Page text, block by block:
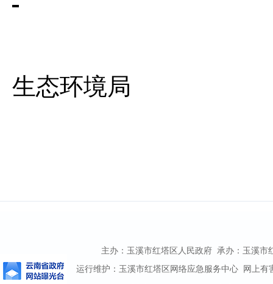
生态环境局
主办：玉溪市红塔区人民政府 承办：玉溪市
运行维护：玉溪市红塔区网络应急服务中心 网上有